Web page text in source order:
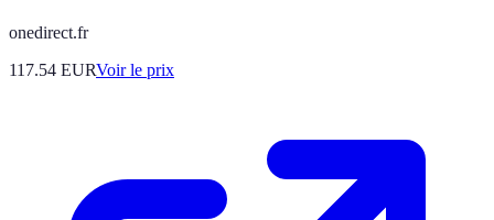
onedirect.fr
117.54 EURVoir le prix